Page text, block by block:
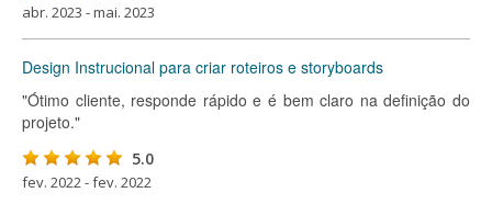
abr. 2023 - mai. 2023
Design Instrucional para criar roteiros e storyboards
"Ótimo cliente, responde rápido e é bem claro na definição do
projeto."
5.0
fev. 2022 - fev. 2022